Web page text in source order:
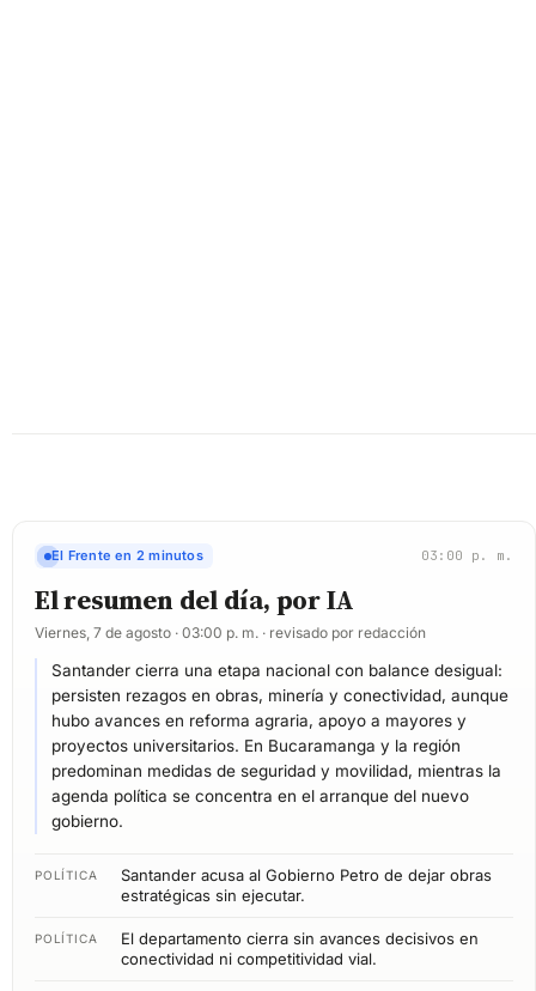
El Frente en 2 minutos 03:00 p. m.
El resumen del día, por IA
Viernes, 7 de agosto · 03:00 p. m. · revisado por redacción
Santander cierra una etapa nacional con balance desigual:
persisten rezagos en obras, minería y conectividad, aunque
hubo avances en reforma agraria, apoyo a mayores y
proyectos universitarios. En Bucaramanga y la región
predominan medidas de seguridad y movilidad, mientras la
agenda política se concentra en el arranque del nuevo
gobierno.
POLÍTICA
Santander acusa al Gobierno Petro de dejar obras
estratégicas sin ejecutar.
POLÍTICA
El departamento cierra sin avances decisivos en
conectividad ni competitividad vial.